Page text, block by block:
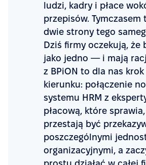
ludzi, kadry i płace
przepisów. Tymczasem
dwie strony tego
Dziś firmy oczekują, że
jako jedno — i mają
z BPiON to dla nas
kierunku: połączenie
systemu HRM z
płacową, które
przestają być
poszczególnymi
organizacyjnymi, a